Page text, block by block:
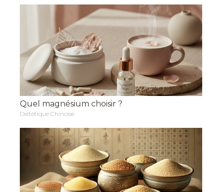
Quel magnésium choisir ?
Diététique Chinoise